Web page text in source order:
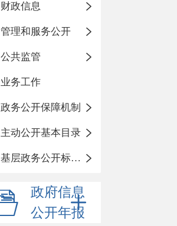
财政信息
管理和服务公开
公共监管
业务工作
政务公开保障机制
主动公开基本目录
基层政务公开标准化目录
政府信息
公开年报